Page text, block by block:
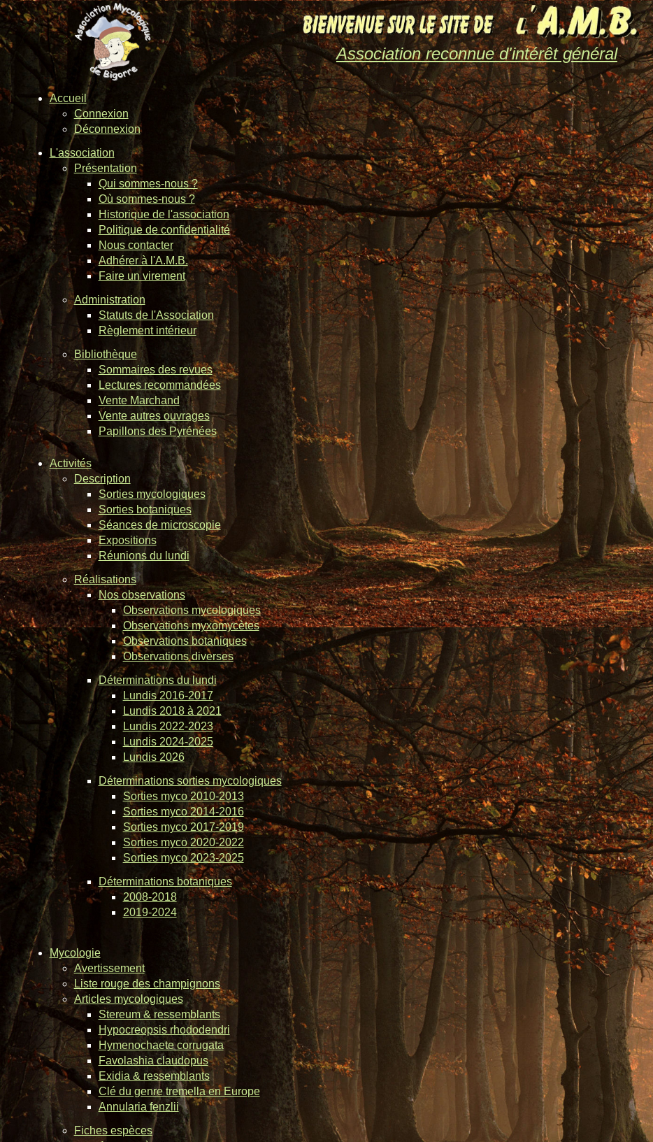
Association reconnue d'intérêt général
Accueil
Connexion
Déconnexion
L'association
Présentation
Qui sommes-nous ?
Où sommes-nous ?
Historique de l'association
Politique de confidentialité
Nous contacter
Adhérer à l'A.M.B.
Faire un virement
Administration
Statuts de l'Association
Règlement intérieur
Bibliothèque
Sommaires des revues
Lectures recommandées
Vente Marchand
Vente autres ouvrages
Papillons des Pyrénées
Activités
Description
Sorties mycologiques
Sorties botaniques
Séances de microscopie
Expositions
Réunions du lundi
Réalisations
Nos observations
Observations mycologiques
Observations myxomycètes
Observations botaniques
Observations diverses
Déterminations du lundi
Lundis 2016-2017
Lundis 2018 à 2021
Lundis 2022-2023
Lundis 2024-2025
Lundis 2026
Déterminations sorties mycologiques
Sorties myco 2010-2013
Sorties myco 2014-2016
Sorties myco 2017-2019
Sorties myco 2020-2022
Sorties myco 2023-2025
Déterminations botaniques
2008-2018
2019-2024
Mycologie
Avertissement
Liste rouge des champignons
Articles mycologiques
Stereum & ressemblants
Hypocreopsis rhododendri
Hymenochaete corrugata
Favolashia claudopus
Exidia & ressemblants
Clé du genre tremella en Europe
Annularia fenzlii
Fiches espèces